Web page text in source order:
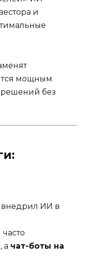
и
мощным
без
внедрил ИИ в
а чат-боты на